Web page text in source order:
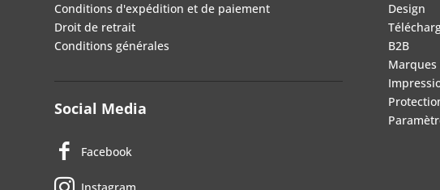
Conditions d'expédition et de paiement
Droit de retrait
Conditions générales
Social Media
Facebook
Instagram
Design
B2B